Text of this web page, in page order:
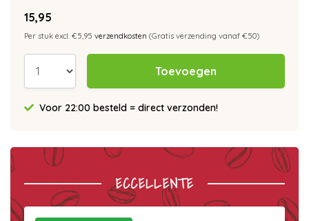
15,95
Per stuk excl. €5,95 verzendkosten (Gratis verzending vanaf €50)
Toevoegen
Voor 22:00 besteld = direct verzonden!
ECCELLENTE